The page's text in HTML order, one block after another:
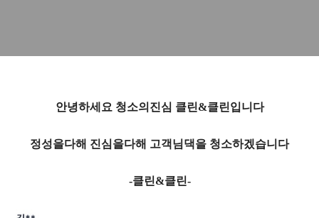
안녕하세요 청소의진심 클린&클린입니다
정성을다해 진심을다해 고객님댁을 청소하겠습니다
-클린&클린-